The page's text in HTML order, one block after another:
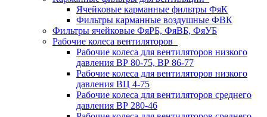
Ячейковые карманные фильтры ФяК
Фильтры карманные воздушные ФВК
Фильтры ячейковые ФяРБ, ФяВБ, ФяУБ
Рабочие колеса вентиляторов
Рабочие колеса для вентиляторов низкого
давления ВР 80-75, ВР 86-77
Рабочие колеса для вентиляторов низкого
давления ВЦ 4-75
Рабочие колеса для вентиляторов среднего
давления ВР 280-46